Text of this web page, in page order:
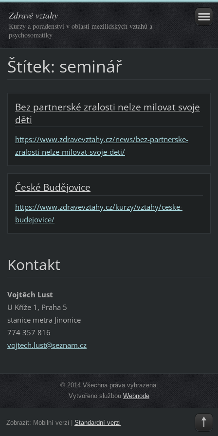
Zdravé vztahy
Kurzy a poradenství v oblasti mezilidských vztahů a
psychosomatiky
Štítek: seminář
Bez partnerské zralosti nelze milovat svoje
děti
https://www.zdravevztahy.cz/news/bez-partnerske-
zralosti-nelze-milovat-svoje-deti/
České Budějovice
https://www.zdravevztahy.cz/kurzy/vztahy/ceske-
budejovice/
Kontakt
Vojtěch Lust
U Kříže 1, Praha 5
stanice metra Jinonice
774 357 816
vojtech.lust@seznam.cz
© 2014 Všechna práva vyhrazena.
Vytvořeno službou Webnode
Zobrazit: Mobilní verzi Standardní verzi